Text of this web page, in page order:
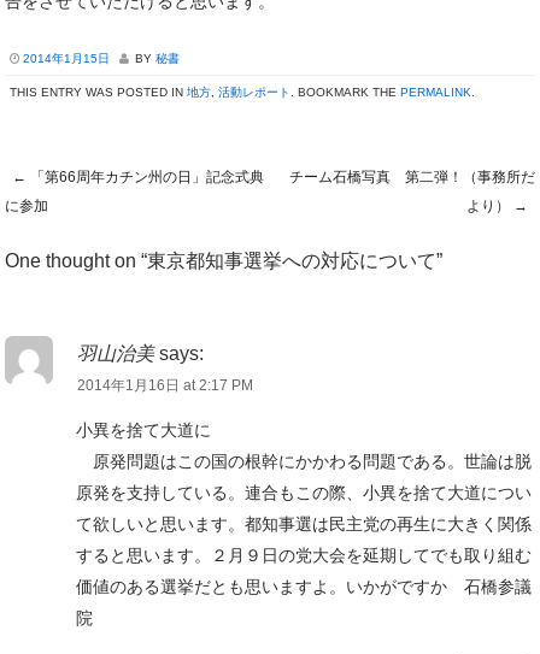
2014年1月15日 BY 秘書
THIS ENTRY WAS POSTED IN 地方 活動レポート . BOOKMARK THE PERMALINK
Post navigation
←
「第66周年カチン州の日」記念式典
に参加
チーム石橋写真 第二弾！（事務所だ
より）
→
One thought on “東京都知事選挙への対応について”
羽山治美 says:
2014年1月16日 at 2:17 PM
小異を捨て大道に
原発問題はこの国の根幹にかかわる問題である。世論は脱
原発を支持している。連合もこの際、小異を捨て大道につい
て欲しいと思います。都知事選は民主党の再生に大きく関係
すると思います。２月９日の党大会を延期してでも取り組む
価値のある選挙だとも思いますよ。いかがですか 石橋参議
院